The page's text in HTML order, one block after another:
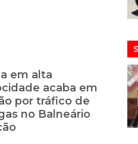
em alta
acaba em
por tráfico de
no Balneário